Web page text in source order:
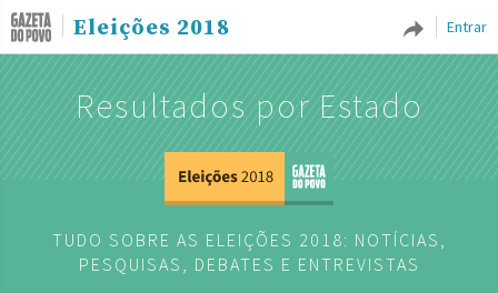
Entrar
Eleições 2018
Resultados por Estado
TUDO SOBRE AS ELEIÇÕES 2018: NOTÍCIAS,
PESQUISAS, DEBATES E ENTREVISTAS